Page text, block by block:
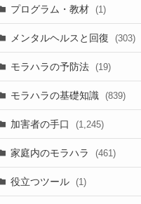
プログラム・教材 (1)
メンタルヘルスと回復 (303)
モラハラの予防法 (19)
モラハラの基礎知識 (839)
加害者の手口 (1,245)
家庭内のモラハラ (461)
役立つツール (1)